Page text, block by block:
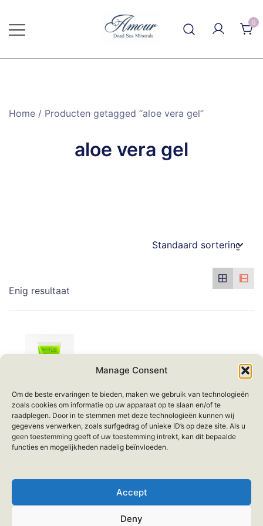
Manage Consent
Om de beste ervaringen te bieden, maken we gebruik van technologieën
zoals cookies om informatie op uw apparaat op te slaan en/of te
raadplegen. Door in te stemmen met deze technologieën kunnen wij
gegevens verwerken, zoals surfgedrag of unieke ID’s op deze site. Als u
geen toestemming geeft of uw toestemming intrekt, kan dit bepaalde
functies en mogelijkheden nadelig beïnvloeden.
Accept
Deny
naar
de
0
Home / Producten getagged “aloe vera gel”
aloe vera gel
Enig resultaat
Sea of Life
DSD+ Aloe Vera
Gel 100ml